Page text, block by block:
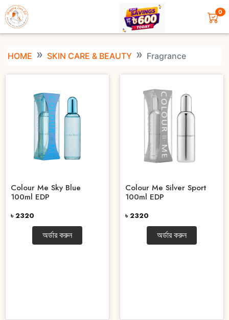
0
HOME SKIN CARE & BEAUTY Fragrance
Colour Me Sky Blue
100ml EDP
৳ 2320
অর্ডার করুন
Colour Me Silver Sport
100ml EDP
৳ 2320
অর্ডার করুন